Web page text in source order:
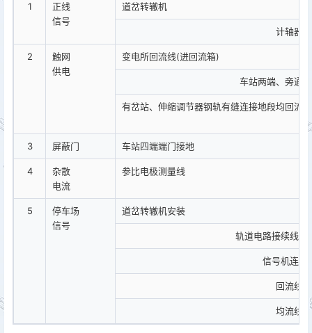
1
正线
信号
道岔转辙机
计轴器
2
触网
供电
变电所回流线(进回流箱)
车站两端、旁通
有岔站、伸缩调节器钢轨有缝连接地段均回流
3 屏蔽门 车站四端端门接地
4
杂散
电流
参比电极测量线
5
停车场
信号
道岔转辙机安装
轨道电路接续线及
信号机连接
回流线
均流线